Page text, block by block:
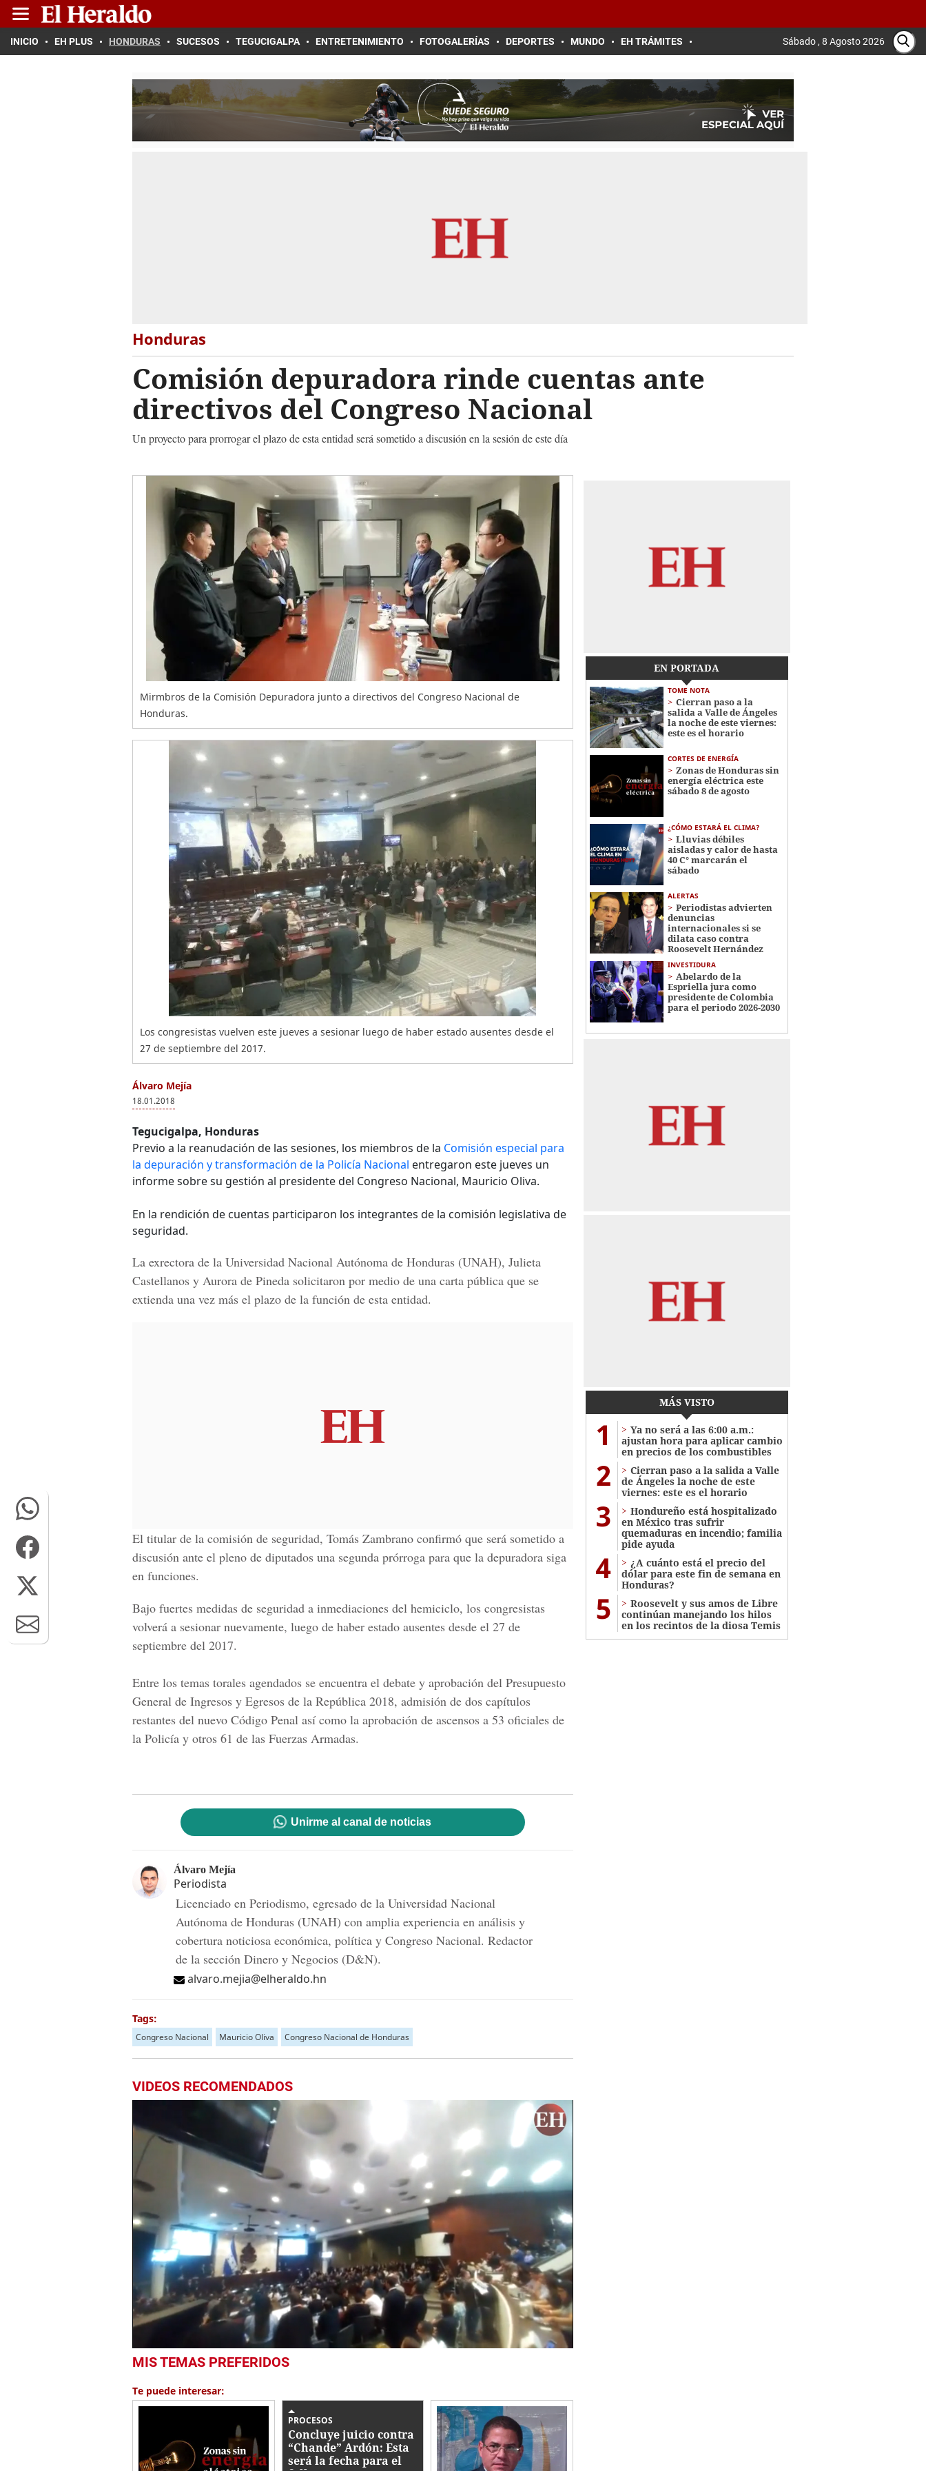
INICIO EH PLUS HONDURAS SUCESOS TEGUCIGALPA ENTRETENIMIENTO FOTOGALERÍAS DEPORTES MUNDO EH TRÁMITES Sábado , 8 Agosto 2026
Honduras
Comisión depuradora rinde cuentas ante
directivos del Congreso Nacional
Un proyecto para prorrogar el plazo de esta entidad será sometido a discusión en la sesión de este día
Mirmbros de la Comisión Depuradora junto a directivos del Congreso Nacional de
Honduras.
Los congresistas vuelven este jueves a sesionar luego de haber estado ausentes desde el
27 de septiembre del 2017.
Álvaro Mejía
18.01.2018
Tegucigalpa, Honduras
Previo a la reanudación de las sesiones, los miembros de la Comisión especial para
la depuración y transformación de la Policía Nacional entregaron este jueves un
informe sobre su gestión al presidente del Congreso Nacional, Mauricio Oliva.
En la rendición de cuentas participaron los integrantes de la comisión legislativa de
seguridad.
La exrectora de la Universidad Nacional Autónoma de Honduras (UNAH), Julieta
Castellanos y Aurora de Pineda solicitaron por medio de una carta pública que se
extienda una vez más el plazo de la función de esta entidad.
El titular de la comisión de seguridad, Tomás Zambrano confirmó que será sometido a
discusión ante el pleno de diputados una segunda prórroga para que la depuradora siga
en funciones.
Bajo fuertes medidas de seguridad a inmediaciones del hemiciclo, los congresistas
volverá a sesionar nuevamente, luego de haber estado ausentes desde el 27 de
septiembre del 2017.
Entre los temas torales agendados se encuentra el debate y aprobación del Presupuesto
General de Ingresos y Egresos de la República 2018, admisión de dos capítulos
restantes del nuevo Código Penal así como la aprobación de ascensos a 53 oficiales de
la Policía y otros 61 de las Fuerzas Armadas.
Unirme al canal de noticias
Álvaro Mejía
Periodista
Licenciado en Periodismo, egresado de la Universidad Nacional
Autónoma de Honduras (UNAH) con amplia experiencia en análisis y
cobertura noticiosa económica, política y Congreso Nacional. Redactor
de la sección Dinero y Negocios (D&N).
alvaro.mejia@elheraldo.hn
Tags:
Congreso Nacional Mauricio Oliva Congreso Nacional de Honduras
VIDEOS RECOMENDADOS
seconds
3
minutes,
21
MIS TEMAS PREFERIDOS
Te puede interesar:
PROCESOS
Concluye juicio contra
“Chande” Ardón: Esta
será la fecha para el
EN PORTADA
TOME NOTA
Cierran paso a la
salida a Valle de Ángeles
la noche de este viernes:
este es el horario
CORTES DE ENERGÍA
Zonas de Honduras sin
energía eléctrica este
sábado 8 de agosto
¿CÓMO ESTARÁ EL CLIMA?
Lluvias débiles
aisladas y calor de hasta
40 C° marcarán el
sábado
ALERTAS
Periodistas advierten
denuncias
internacionales si se
dilata caso contra
Roosevelt Hernández
INVESTIDURA
Abelardo de la
Espriella jura como
presidente de Colombia
para el periodo 2026-2030
MÁS VISTO
1
Ya no será a las 6:00 a.m.:
ajustan hora para aplicar cambio
en precios de los combustibles
2
Cierran paso a la salida a Valle
de Ángeles la noche de este
viernes: este es el horario
3
Hondureño está hospitalizado
en México tras sufrir
quemaduras en incendio; familia
pide ayuda
4
¿A cuánto está el precio del
dólar para este fin de semana en
Honduras?
5
Roosevelt y sus amos de Libre
continúan manejando los hilos
en los recintos de la diosa Temis